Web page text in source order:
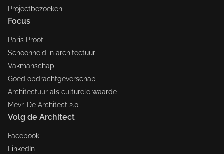
Projectbezoeken
Focus
Paris Proof
Schoonheid in architectuur
Vakmanschap
Goed opdrachtgeverschap
Architectuur als culturele waarde
Mevr. De Architect 2.0
Volg de Architect
Facebook
LinkedIn